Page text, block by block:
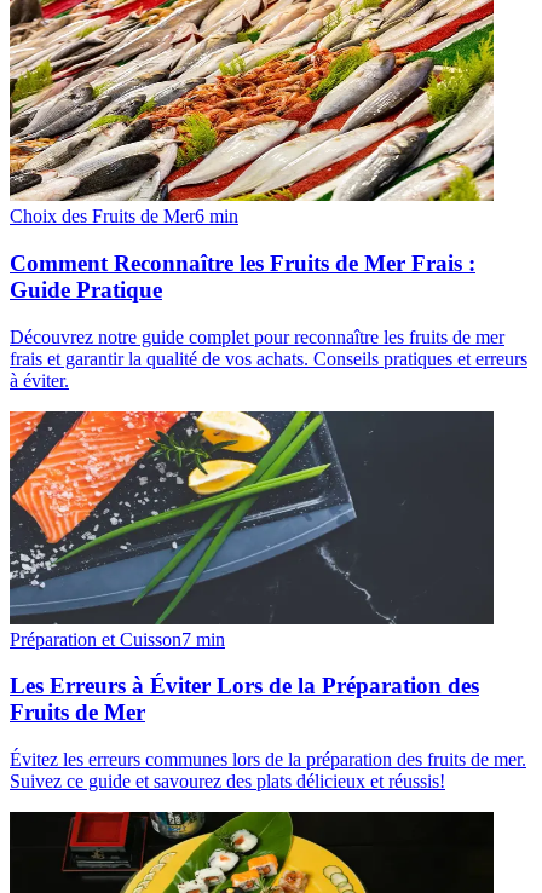
Choix des Fruits de Mer6 min
Comment Reconnaître les Fruits de Mer Frais :
Guide Pratique
Découvrez notre guide complet pour reconnaître les fruits de mer
frais et garantir la qualité de vos achats. Conseils pratiques et erreurs
à éviter.
Préparation et Cuisson7 min
Les Erreurs à Éviter Lors de la Préparation des
Fruits de Mer
Évitez les erreurs communes lors de la préparation des fruits de mer.
Suivez ce guide et savourez des plats délicieux et réussis!